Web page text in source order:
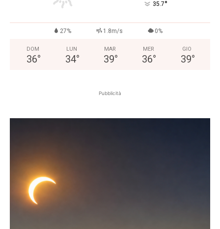
35.7°
27% 1.8m/s 0%
DOM
36°
LUN
34°
MAR
39°
MER
36°
GIO
39°
Pubblicità